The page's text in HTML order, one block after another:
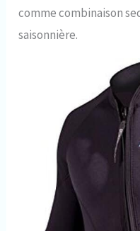
comme combinaison
saisonnière.